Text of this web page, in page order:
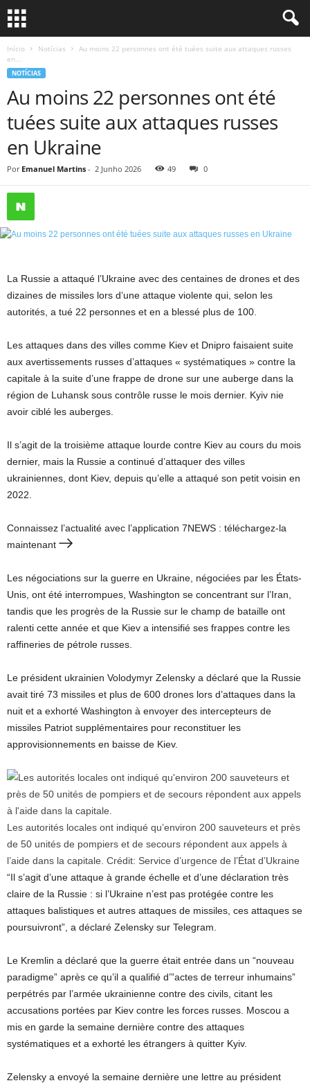
Início Notícias
Au moins 22 personnes ont été tuées suite aux attaques russes
en...
NOTÍCIAS
Au moins 22 personnes ont été
tuées suite aux attaques russes
en Ukraine
Por Emanuel Martins - 2 Junho 2026 49 0
La Russie a attaqué l’Ukraine avec des centaines de drones et des
dizaines de missiles lors d’une attaque violente qui, selon les
autorités, a tué 22 personnes et en a blessé plus de 100.
Les attaques dans des villes comme Kiev et Dnipro faisaient suite
aux avertissements russes d’attaques « systématiques » contre la
capitale à la suite d’une frappe de drone sur une auberge dans la
région de Luhansk sous contrôle russe le mois dernier. Kyiv nie
avoir ciblé les auberges.
Il s’agit de la troisième attaque lourde contre Kiev au cours du mois
dernier, mais la Russie a continué d’attaquer des villes
ukrainiennes, dont Kiev, depuis qu’elle a attaqué son petit voisin en
2022.
Connaissez l’actualité avec l’application 7NEWS : téléchargez-la
maintenant
Les négociations sur la guerre en Ukraine, négociées par les États-
Unis, ont été interrompues, Washington se concentrant sur l’Iran,
tandis que les progrès de la Russie sur le champ de bataille ont
ralenti cette année et que Kiev a intensifié ses frappes contre les
raffineries de pétrole russes.
Le président ukrainien Volodymyr Zelensky a déclaré que la Russie
avait tiré 73 missiles et plus de 600 drones lors d’attaques dans la
nuit et a exhorté Washington à envoyer des intercepteurs de
missiles Patriot supplémentaires pour reconstituer les
approvisionnements en baisse de Kiev.
Les autorités locales ont indiqué qu’environ 200 sauveteurs et près
de 50 unités de pompiers et de secours répondent aux appels à
l’aide dans la capitale. Crédit: Service d’urgence de l’État d’Ukraine
“Il s’agit d’une attaque à grande échelle et d’une déclaration très
claire de la Russie : si l’Ukraine n’est pas protégée contre les
attaques balistiques et autres attaques de missiles, ces attaques se
poursuivront”, a déclaré Zelensky sur Telegram.
Le Kremlin a déclaré que la guerre était entrée dans un “nouveau
paradigme” après ce qu’il a qualifié d’”actes de terreur inhumains”
perpétrés par l’armée ukrainienne contre des civils, citant les
accusations portées par Kiev contre les forces russes. Moscou a
mis en garde la semaine dernière contre des attaques
systématiques et a exhorté les étrangers à quitter Kyiv.
Zelensky a envoyé la semaine dernière une lettre au président